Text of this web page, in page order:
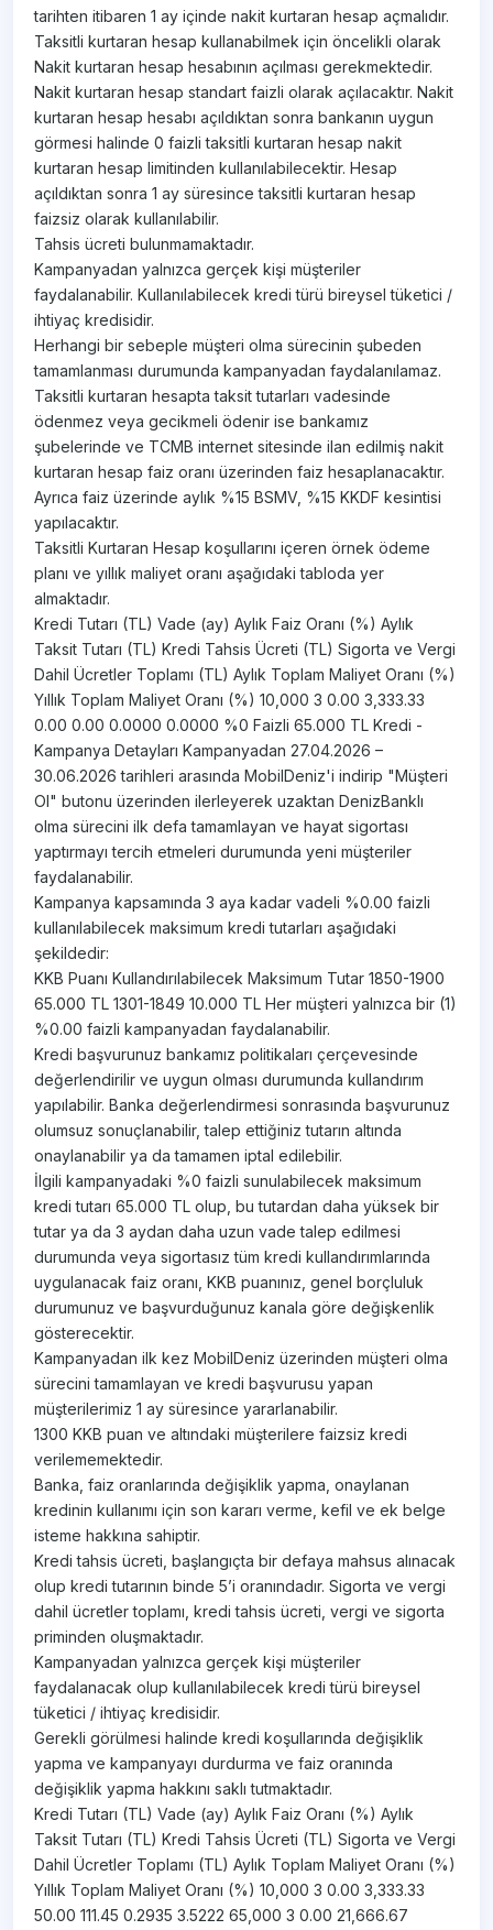
tarihten itibaren 1 ay içinde nakit kurtaran hesap açmalıdır.
Taksitli kurtaran hesap kullanabilmek için öncelikli olarak
Nakit kurtaran hesap hesabının açılması gerekmektedir.
Nakit kurtaran hesap standart faizli olarak açılacaktır. Nakit
kurtaran hesap hesabı açıldıktan sonra bankanın uygun
görmesi halinde 0 faizli taksitli kurtaran hesap nakit
kurtaran hesap limitinden kullanılabilecektir. Hesap
açıldıktan sonra 1 ay süresince taksitli kurtaran hesap
faizsiz olarak kullanılabilir.
Tahsis ücreti bulunmamaktadır.
Kampanyadan yalnızca gerçek kişi müşteriler
faydalanabilir. Kullanılabilecek kredi türü bireysel tüketici /
ihtiyaç kredisidir.
Herhangi bir sebeple müşteri olma sürecinin şubeden
tamamlanması durumunda kampanyadan faydalanılamaz.
Taksitli kurtaran hesapta taksit tutarları vadesinde
ödenmez veya gecikmeli ödenir ise bankamız
şubelerinde ve TCMB internet sitesinde ilan edilmiş nakit
kurtaran hesap faiz oranı üzerinden faiz hesaplanacaktır.
Ayrıca faiz üzerinde aylık %15 BSMV, %15 KKDF kesintisi
yapılacaktır.
Taksitli Kurtaran Hesap koşullarını içeren örnek ödeme
planı ve yıllık maliyet oranı aşağıdaki tabloda yer
almaktadır.
Kredi Tutarı (TL) Vade (ay) Aylık Faiz Oranı (%) Aylık
Taksit Tutarı (TL) Kredi Tahsis Ücreti (TL) Sigorta ve Vergi
Dahil Ücretler Toplamı (TL) Aylık Toplam Maliyet Oranı (%)
Yıllık Toplam Maliyet Oranı (%) 10,000 3 0.00 3,333.33
0.00 0.00 0.0000 0.0000 %0 Faizli 65.000 TL Kredi -
Kampanya Detayları Kampanyadan 27.04.2026 –
30.06.2026 tarihleri arasında MobilDeniz'i indirip "Müşteri
Ol" butonu üzerinden ilerleyerek uzaktan DenizBanklı
olma sürecini ilk defa tamamlayan ve hayat sigortası
yaptırmayı tercih etmeleri durumunda yeni müşteriler
faydalanabilir.
Kampanya kapsamında 3 aya kadar vadeli %0.00 faizli
kullanılabilecek maksimum kredi tutarları aşağıdaki
şekildedir:
KKB Puanı Kullandırılabilecek Maksimum Tutar 1850-1900
65.000 TL 1301-1849 10.000 TL Her müşteri yalnızca bir (1)
%0.00 faizli kampanyadan faydalanabilir.
Kredi başvurunuz bankamız politikaları çerçevesinde
değerlendirilir ve uygun olması durumunda kullandırım
yapılabilir. Banka değerlendirmesi sonrasında başvurunuz
olumsuz sonuçlanabilir, talep ettiğiniz tutarın altında
onaylanabilir ya da tamamen iptal edilebilir.
İlgili kampanyadaki %0 faizli sunulabilecek maksimum
kredi tutarı 65.000 TL olup, bu tutardan daha yüksek bir
tutar ya da 3 aydan daha uzun vade talep edilmesi
durumunda veya sigortasız tüm kredi kullandırımlarında
uygulanacak faiz oranı, KKB puanınız, genel borçluluk
durumunuz ve başvurduğunuz kanala göre değişkenlik
gösterecektir.
Kampanyadan ilk kez MobilDeniz üzerinden müşteri olma
sürecini tamamlayan ve kredi başvurusu yapan
müşterilerimiz 1 ay süresince yararlanabilir.
1300 KKB puan ve altındaki müşterilere faizsiz kredi
verilememektedir.
Banka, faiz oranlarında değişiklik yapma, onaylanan
kredinin kullanımı için son kararı verme, kefil ve ek belge
isteme hakkına sahiptir.
Kredi tahsis ücreti, başlangıçta bir defaya mahsus alınacak
olup kredi tutarının binde 5’i oranındadır. Sigorta ve vergi
dahil ücretler toplamı, kredi tahsis ücreti, vergi ve sigorta
priminden oluşmaktadır.
Kampanyadan yalnızca gerçek kişi müşteriler
faydalanacak olup kullanılabilecek kredi türü bireysel
tüketici / ihtiyaç kredisidir.
Gerekli görülmesi halinde kredi koşullarında değişiklik
yapma ve kampanyayı durdurma ve faiz oranında
değişiklik yapma hakkını saklı tutmaktadır.
Kredi Tutarı (TL) Vade (ay) Aylık Faiz Oranı (%) Aylık
Taksit Tutarı (TL) Kredi Tahsis Ücreti (TL) Sigorta ve Vergi
Dahil Ücretler Toplamı (TL) Aylık Toplam Maliyet Oranı (%)
Yıllık Toplam Maliyet Oranı (%) 10,000 3 0.00 3,333.33
50.00 111.45 0.2935 3.5222 65,000 3 0.00 21,666.67